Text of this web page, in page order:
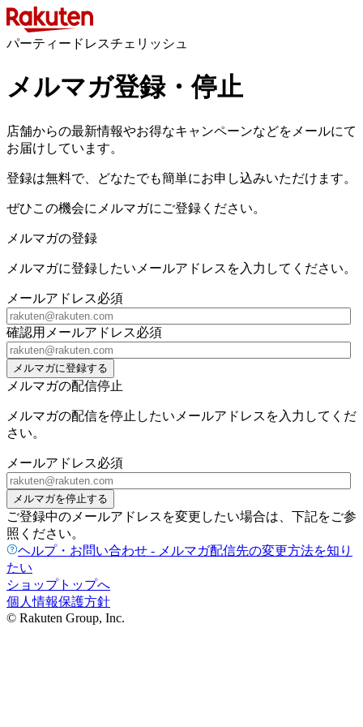
パーティードレスチェリッシュ
メルマガ登録・停止
店舗からの最新情報やお得なキャンペーンなどをメールにて
お届けしています。
登録は無料で、どなたでも簡単にお申し込みいただけます。
ぜひこの機会にメルマガにご登録ください。
メルマガの登録
メルマガに登録したいメールアドレスを入力してください。
メールアドレス必須
確認用メールアドレス必須
メルマガに登録する
メルマガの配信停止
メルマガの配信を停止したいメールアドレスを入力してくだ
さい。
メールアドレス必須
メルマガを停止する
ご登録中のメールアドレスを変更したい場合は、下記をご参
照ください。
ヘルプ・お問い合わせ - メルマガ配信先の変更方法を知り
たい
ショップトップへ
個人情報保護方針
© Rakuten Group, Inc.